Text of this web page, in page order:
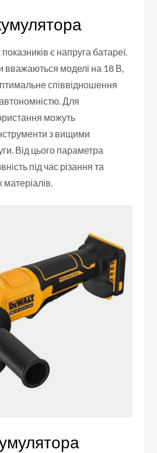
є напруга батареї.
моделі на 18 В,
співвідношення
Для
можуть
з вищими
Від цього параметра
під час різання та